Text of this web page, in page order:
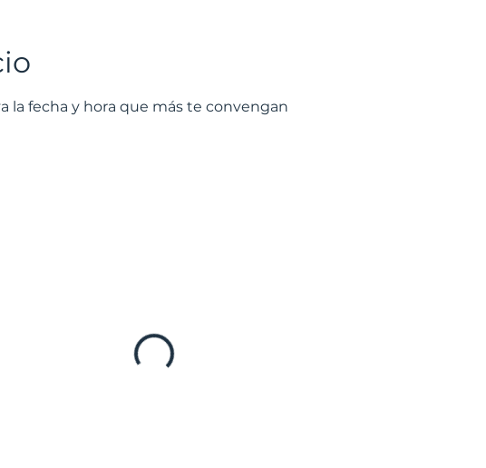
la fecha y hora que más te convengan